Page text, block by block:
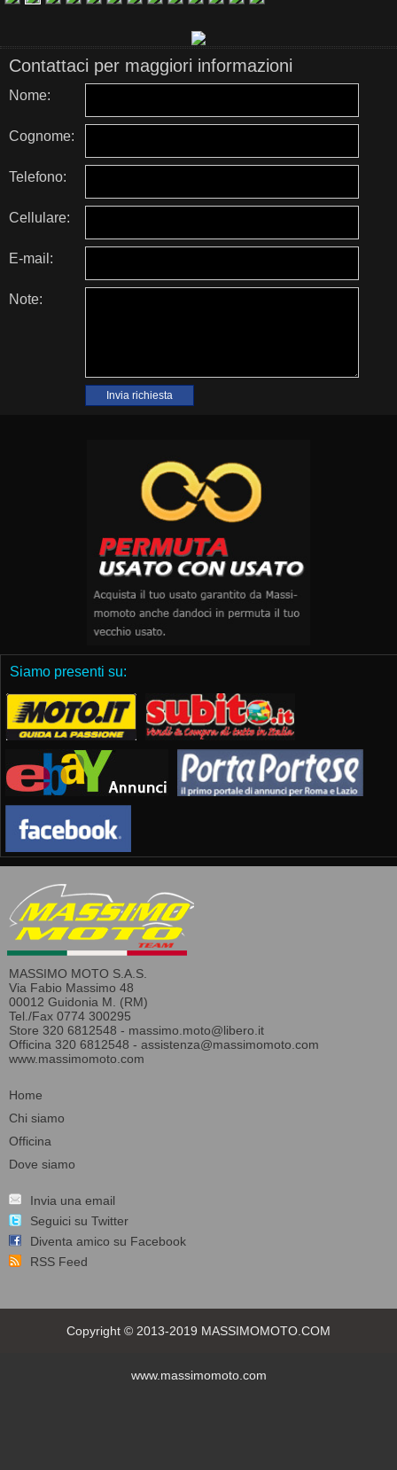
Contattaci per maggiori informazioni
Nome:
Cognome:
Telefono:
Cellulare:
E-mail:
Note:
Siamo presenti su:
MASSIMO MOTO S.A.S.
Via Fabio Massimo 48
00012 Guidonia M. (RM)
Tel./Fax 0774 300295
Store 320 6812548 - massimo.moto@libero.it
Officina 320 6812548 - assistenza@massimomoto.com
www.massimomoto.com
Home
Chi siamo
Officina
Dove siamo
Invia una email
Seguici su Twitter
Diventa amico su Facebook
RSS Feed
Copyright © 2013-2019 MASSIMOMOTO.COM
www.massimomoto.com